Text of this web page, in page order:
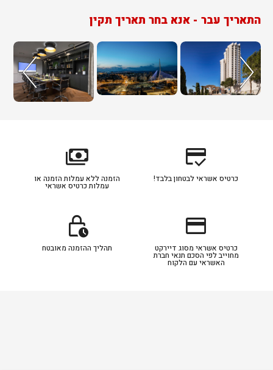
התאריך עבר - אנא בחר תאריך תקין
credit_score
כרטיס אשראי לבטחון בלבד!
payments
הזמנה ללא עמלות הזמנה או
עמלות כרטיס אשראי
credit_card
כרטיס אשראי מסוג דיירקט
מחוייב לפי הסכם תנאי חברת
האשראי עם הלקוח
lock_clock
תהליך ההזמנה מאובטח